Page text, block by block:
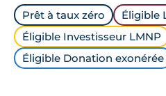
Prêt à taux zéro
Éligible
Éligible Investisseur LMNP
Éligible Donation exonérée